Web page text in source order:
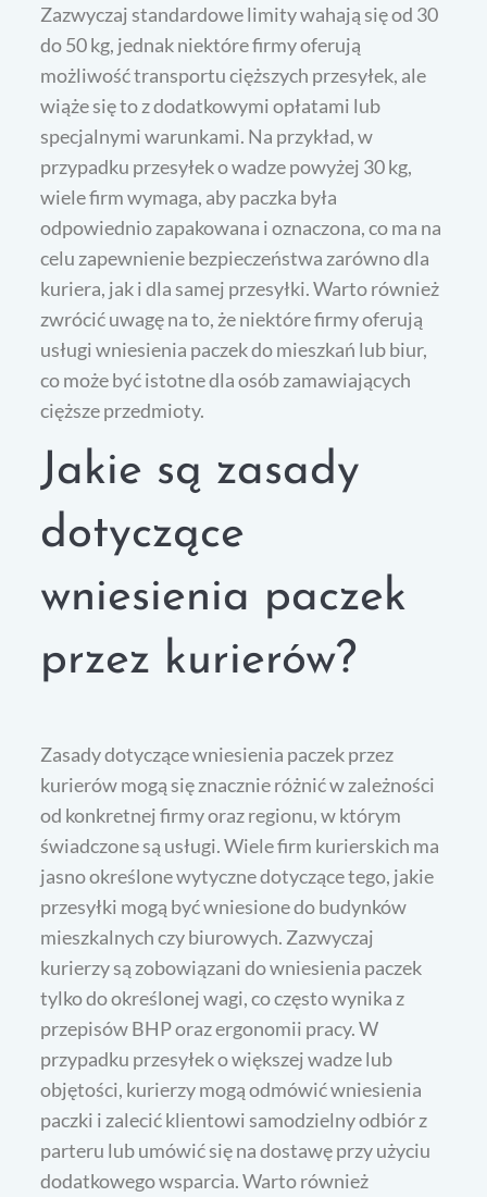
Zazwyczaj standardowe limity wahają się od 30
do 50 kg, jednak niektóre firmy oferują
możliwość transportu cięższych przesyłek, ale
wiąże się to z dodatkowymi opłatami lub
specjalnymi warunkami. Na przykład, w
przypadku przesyłek o wadze powyżej 30 kg,
wiele firm wymaga, aby paczka była
odpowiednio zapakowana i oznaczona, co ma na
celu zapewnienie bezpieczeństwa zarówno dla
kuriera, jak i dla samej przesyłki. Warto również
zwrócić uwagę na to, że niektóre firmy oferują
usługi wniesienia paczek do mieszkań lub biur,
co może być istotne dla osób zamawiających
cięższe przedmioty.
Jakie są zasady
dotyczące
wniesienia paczek
przez kurierów?
Zasady dotyczące wniesienia paczek przez
kurierów mogą się znacznie różnić w zależności
od konkretnej firmy oraz regionu, w którym
świadczone są usługi. Wiele firm kurierskich ma
jasno określone wytyczne dotyczące tego, jakie
przesyłki mogą być wniesione do budynków
mieszkalnych czy biurowych. Zazwyczaj
kurierzy są zobowiązani do wniesienia paczek
tylko do określonej wagi, co często wynika z
przepisów BHP oraz ergonomii pracy. W
przypadku przesyłek o większej wadze lub
objętości, kurierzy mogą odmówić wniesienia
paczki i zalecić klientowi samodzielny odbiór z
parteru lub umówić się na dostawę przy użyciu
dodatkowego wsparcia. Warto również